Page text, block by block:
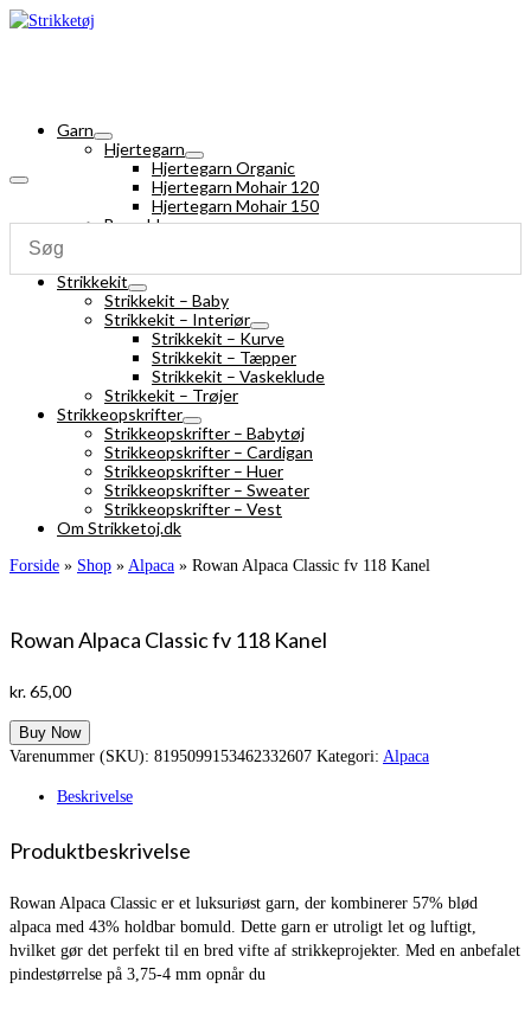
Garn
Hjertegarn
Hjertegarn Organic
Hjertegarn Mohair 120
Hjertegarn Mohair 150
Bomuldsgarn
Strikkekit
Strikkekit – Baby
Strikkekit – Interiør
Strikkekit – Kurve
Strikkekit – Tæpper
Strikkekit – Vaskeklude
Strikkekit – Trøjer
Strikkeopskrifter
Strikkeopskrifter – Babytøj
Strikkeopskrifter – Cardigan
Strikkeopskrifter – Huer
Strikkeopskrifter – Sweater
Strikkeopskrifter – Vest
Om Strikketoj.dk
Forside » Shop » Alpaca » Rowan Alpaca Classic fv 118 Kanel
Rowan Alpaca Classic fv 118 Kanel
kr.65,00
Buy Now
Varenummer (SKU): 8195099153462332607 Kategori: Alpaca
Beskrivelse
Produktbeskrivelse
Rowan Alpaca Classic er et luksuriøst garn, der kombinerer 57% blød
alpaca med 43% holdbar bomuld. Dette garn er utroligt let og luftigt,
hvilket gør det perfekt til en bred vifte af strikkeprojekter. Med en anbefalet
pindestørrelse på 3,75-4 mm opnår du